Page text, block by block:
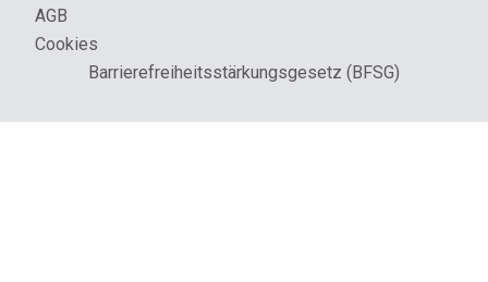
AGB
Cookies
Barrierefreiheitsstärkungsgesetz (BFSG)